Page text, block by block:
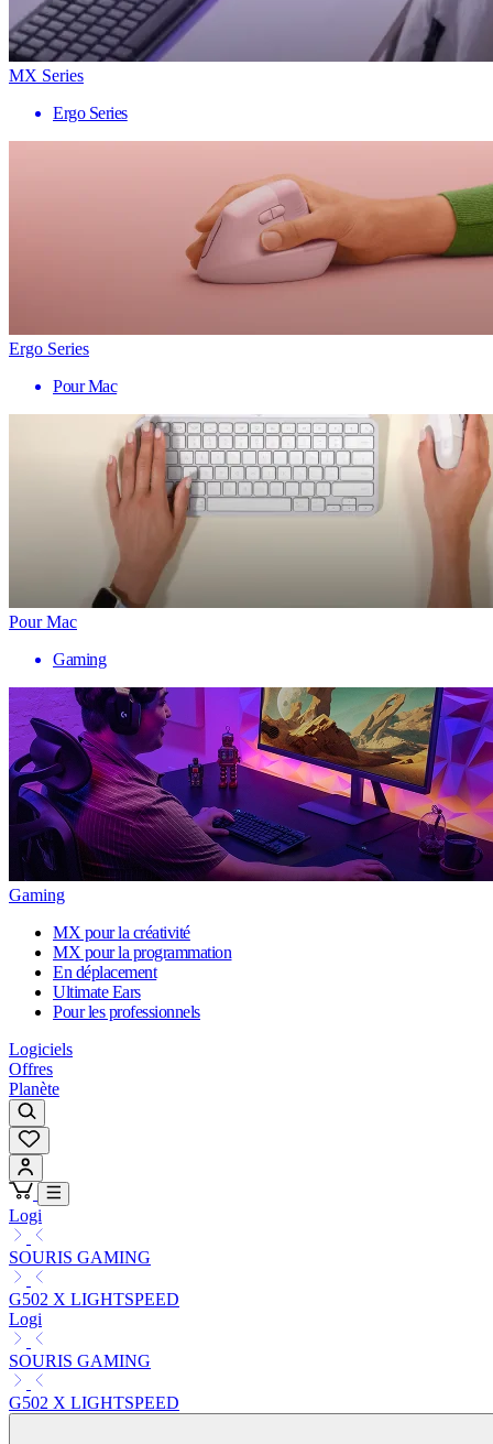
MX Series
Ergo Series
Ergo Series
Pour Mac
Pour Mac
Gaming
Gaming
MX pour la créativité
MX pour la programmation
En déplacement
Ultimate Ears
Pour les professionnels
Logiciels
Offres
Planète
Logi
SOURIS GAMING
G502 X LIGHTSPEED
Logi
SOURIS GAMING
G502 X LIGHTSPEED